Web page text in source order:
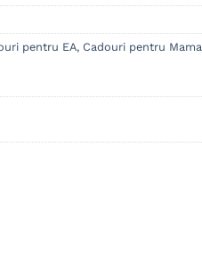
pentru EA, Cadouri pentru Mama